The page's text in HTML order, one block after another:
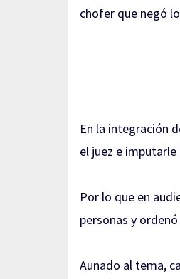
chofer que negó
En la integración
el juez e
Por lo que en
personas y
Aunado al tema,